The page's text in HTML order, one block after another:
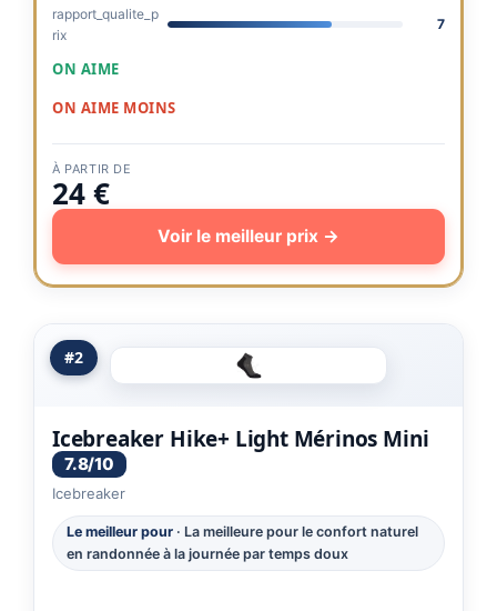
rapport_qualite_p
rix
7
ON AIME
ON AIME MOINS
À PARTIR DE
24 €
Voir le meilleur prix →
#2
Icebreaker Hike+ Light Mérinos Mini
7.8/10
Icebreaker
Le meilleur pour · La meilleure pour le confort naturel
en randonnée à la journée par temps doux